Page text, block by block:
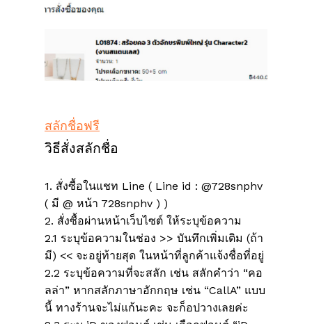
ไม่มีสินค้าในตะกร้า
สลักชื่อฟรี
วิธีสั่งสลักชื่อ
1. สั่งซื้อในแชท Line ( Line id : @728snphv
( มี @ หน้า 728snphv ) )
2. สั่งซื้อผ่านหน้าเว็บไซต์ ให้ระบุข้อความ
2.1 ระบุข้อความในช่อง >> บันทึกเพิ่มเติม (ถ้า
มี) << จะอยู่ท้ายสุด ในหน้าที่ลูกค้าแจ้งชื่อที่อยู่
2.2 ระบุข้อความที่จะสลัก เช่น สลักคำว่า “คอ
ลล่า” หากสลักภาษาอักกฤษ เช่น “CallA” แบบ
นี้ ทางร้านจะไม่แก้นะคะ จะก็อปวางเลยค่ะ